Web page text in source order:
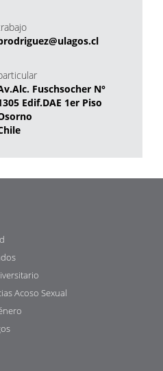
Fuschsocher N°
Edif.DAE 1er Piso
Acoso Sexual